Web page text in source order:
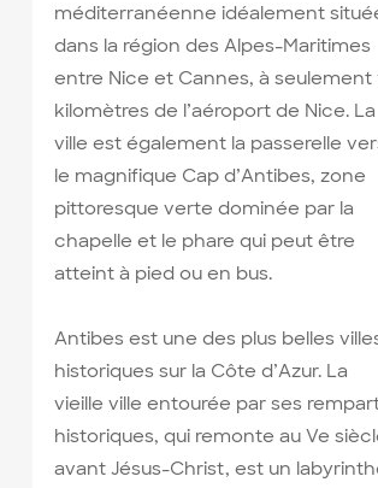
méditerranéenne idéalement
dans la région des Alpes-Maritimes
entre Nice et Cannes, à seulement
kilomètres de l’aéroport de Nice. La
ville est également la passerelle
le magnifique Cap d’Antibes, zone
pittoresque verte dominée par la
chapelle et le phare qui peut être
atteint à pied ou en bus.
Antibes est une des plus belles
historiques sur la Côte d’Azur. La
vieille ville entourée par ses
historiques, qui remonte au Ve
avant Jésus-Christ, est un